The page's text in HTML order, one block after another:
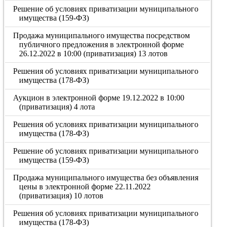
Решение об условиях приватизации муниципального
имущества (159-ФЗ)
Продажа муниципального имущества посредством
публичного предложения в электронной форме
26.12.2022 в 10:00 (приватизация) 13 лотов
Решения об условиях приватизации муниципального
имущества (178-ФЗ)
Аукцион в электронной форме 19.12.2022 в 10:00
(приватизация) 4 лота
Решения об условиях приватизации муниципального
имущества (178-ФЗ)
Решение об условиях приватизации муниципального
имущества (159-ФЗ)
Продажа муниципального имущества без объявления
цены в электронной форме 22.11.2022
(приватизация) 10 лотов
Решения об условиях приватизации муниципального
имущества (178-ФЗ)